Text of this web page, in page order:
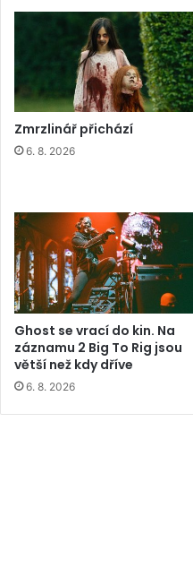
Zmrzlinář přichází
6. 8. 2026
Ghost se vrací do kin. Na
záznamu 2 Big To Rig jsou
větší než kdy dříve
6. 8. 2026